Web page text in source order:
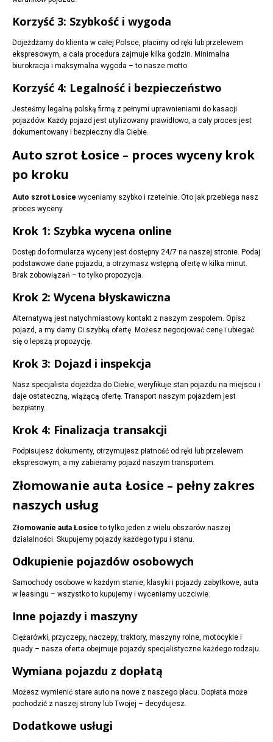
Korzyść 3: Szybkość i wygoda
Dojeżdżamy do klienta w całej Polsce, płacimy od ręki lub przelewem
ekspresowym, a cała procedura zajmuje kilka godzin. Minimalna
biurokracja i maksymalna wygoda – to nasze motto.
Korzyść 4: Legalność i bezpieczeństwo
Jesteśmy legalną polską firmą z pełnymi uprawnieniami do kasacji
pojazdów. Każdy pojazd jest utylizowany prawidłowo, a cały proces jest
dokumentowany i bezpieczny dla Ciebie.
Auto szrot Łosice – proces wyceny krok
po kroku
Auto szrot Łosice wyceniamy szybko i rzetelnie. Oto jak przebiega nasz
proces wyceny.
Krok 1: Szybka wycena online
Dostęp do formularza wyceny jest dostępny 24/7 na naszej stronie. Podaj
podstawowe dane pojazdu, a otrzymasz wstępną ofertę w kilka minut.
Brak zobowiązań – to tylko propozycja.
Krok 2: Wycena błyskawiczna
Alternatywą jest natychmiastowy kontakt z naszym zespołem. Opisz
pojazd, a my damy Ci szybką ofertę. Możesz negocjować cenę i ubiegać
się o lepszą propozycję.
Krok 3: Dojazd i inspekcja
Nasz specjalista dojeżdża do Ciebie, weryfikuje stan pojazdu na miejscu i
daje ostateczną, wiążącą ofertę. Transport naszym pojazdem jest
bezpłatny.
Krok 4: Finalizacja transakcji
Podpisujesz dokumenty, otrzymujesz płatność od ręki lub przelewem
ekspresowym, a my zabieramy pojazd naszym transportem.
Złomowanie auta Łosice – pełny zakres
naszych usług
Złomowanie auta Łosice to tylko jeden z wielu obszarów naszej
działalności. Skupujemy pojazdy każdego typu i stanu.
Odkupienie pojazdów osobowych
Samochody osobowe w każdym stanie, klasyki i pojazdy zabytkowe, auta
w leasingu – wszystko to kupujemy i wyceniamy uczciwie.
Inne pojazdy i maszyny
Ciężarówki, przyczepy, naczepy, traktory, maszyny rolne, motocykle i
quady – nasza oferta obejmuje pojazdy specjalistyczne każdego rodzaju.
Wymiana pojazdu z dopłatą
Możesz wymienić stare auto na nowe z naszego placu. Dopłata może
pochodzić z naszej strony lub Twojej – decydujesz.
Dodatkowe usługi